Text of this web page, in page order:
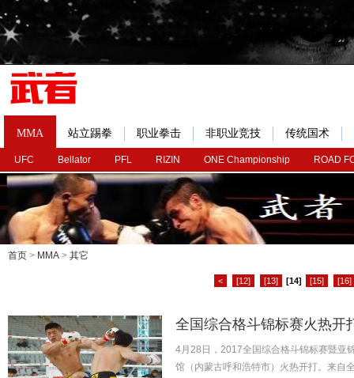
MMA
UFC Bellator PFL RIZIN ONE Championship ROAD
站立踢拳 职业拳击 非职业竞技 传统国术
首页 > MMA > 其它
< [12] [13] [14] [15] [16]
全国综合格斗锦标赛火热开
4月28日，2017全国综合格斗锦标赛暨亚
馆（内蒙古呼和浩特市）火热开打。来自